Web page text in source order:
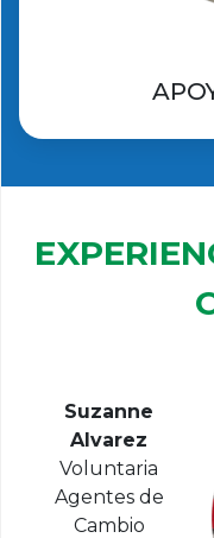
Suzanne
Alvarez
Voluntaria
Agentes de
Cambio